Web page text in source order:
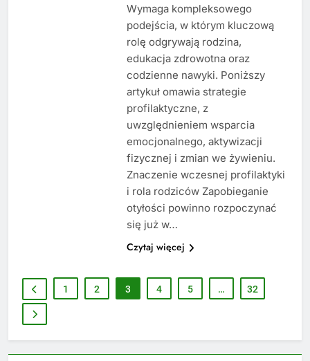
Wymaga kompleksowego
podejścia, w którym kluczową
rolę odgrywają rodzina,
edukacja zdrowotna oraz
codzienne nawyki. Poniższy
artykuł omawia strategie
profilaktyczne, z
uwzględnieniem wsparcia
emocjonalnego, aktywizacji
fizycznej i zmian we żywieniu.
Znaczenie wczesnej profilaktyki
i rola rodziców Zapobieganie
otyłości powinno rozpoczynać
się już w…
Czytaj więcej
1 2 3 4 5 … 32